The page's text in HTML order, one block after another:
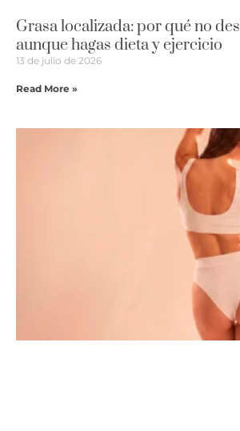
Grasa localizada: por qué no
aunque hagas dieta y ejercicio
13 de julio de 2026
Read More »